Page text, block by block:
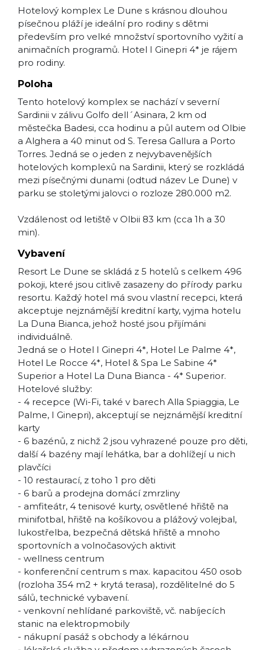
Hotelový komplex Le Dune s krásnou dlouhou
písečnou pláží je ideální pro rodiny s dětmi
především pro velké množství sportovního vyžití a
animačních programů. Hotel I Ginepri 4* je rájem
pro rodiny.
Poloha
Tento hotelový komplex se nachází v severní
Sardinii v zálivu Golfo dell´Asinara, 2 km od
městečka Badesi, cca hodinu a půl autem od Olbie
a Alghera a 40 minut od S. Teresa Gallura a Porto
Torres. Jedná se o jeden z nejvybavenějších
hotelových komplexů na Sardinii, který se rozkládá
mezi písečnými dunami (odtud název Le Dune) v
parku se stoletými jalovci o rozloze 280.000 m2.
Vzdálenost od letiště v Olbii 83 km (cca 1h a 30
min).
Vybavení
Resort Le Dune se skládá z 5 hotelů s celkem 496
pokoji, které jsou citlivě zasazeny do přírody parku
resortu. Každý hotel má svou vlastní recepci, která
akceptuje nejznámější kreditní karty, vyjma hotelu
La Duna Bianca, jehož hosté jsou přijímáni
individuálně.
Jedná se o Hotel I Ginepri 4*, Hotel Le Palme 4*,
Hotel Le Rocce 4*, Hotel & Spa Le Sabine 4*
Superior a Hotel La Duna Bianca - 4* Superior.
Hotelové služby:
- 4 recepce (Wi-Fi, také v barech Alla Spiaggia, Le
Palme, I Ginepri), akceptují se nejznámější kreditní
karty
- 6 bazénů, z nichž 2 jsou vyhrazené pouze pro děti,
další 4 bazény mají lehátka, bar a dohlížejí u nich
plavčíci
- 10 restaurací, z toho 1 pro děti
- 6 barů a prodejna domácí zmrzliny
- amfiteátr, 4 tenisové kurty, osvětlené hřiště na
minifotbal, hřiště na košíkovou a plážový volejbal,
lukostřelba, bezpečná dětská hřiště a mnoho
sportovních a volnočasových aktivit
- wellness centrum
- konferenční centrum s max. kapacitou 450 osob
(rozloha 354 m2 + krytá terasa), rozdělitelné do 5
sálů, technické vybavení.
- venkovní nehlídané parkoviště, vč. nabíjecích
stanic na elektropmobily
- nákupní pasáž s obchody a lékárnou